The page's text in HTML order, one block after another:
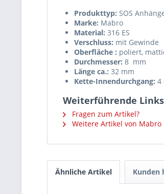
Produkttyp: SOS
Marke: Mabro
Material: 316 ES
Verschluss: mit Gewinde
Oberfläche : poliert,
Durchmesser: 8 mm
Länge ca.: 32 mm
Kette-Innendurchgang: 4
Weiterführende Links
Fragen zum Artikel?
Weitere Artikel von Mabro
Ähnliche Artikel Kunden